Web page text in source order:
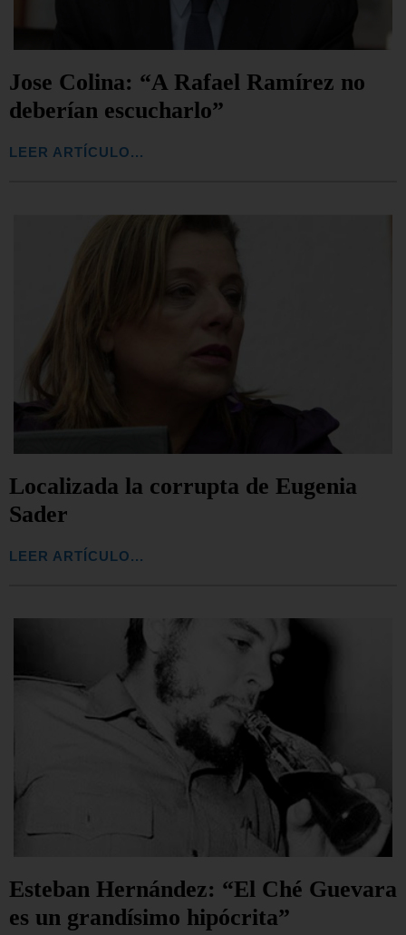
Jose Colina: “A Rafael Ramírez no
deberían escucharlo”
LEER ARTÍCULO...
Localizada la corrupta de Eugenia
Sader
LEER ARTÍCULO...
Esteban Hernández: “El Ché Guevara
es un grandísimo hipócrita”